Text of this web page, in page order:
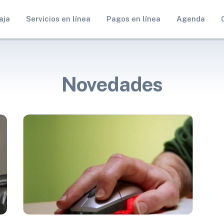
Servicios en línea Pagos en línea Agenda
Novedades